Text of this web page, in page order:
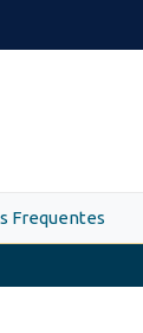
Frequentes